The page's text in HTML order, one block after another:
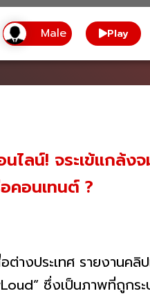
Play
นไลน์! จระเข้แกล้
คอนเทนต์ ?
ต่างประเทศ รายงาน
ซึ่งเป็นภาพที่ถูกระ